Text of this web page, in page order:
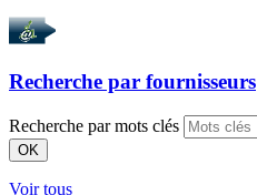
Recherche par fournisseurs
Recherche par mots clés
OK
Voir tous